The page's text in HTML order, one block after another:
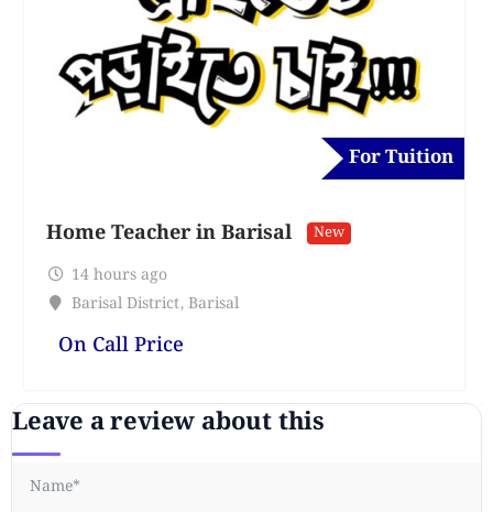
For Tuition
Home Teacher in Barisal New
14 hours ago
Barisal District, Barisal
On Call Price
Leave a review about this